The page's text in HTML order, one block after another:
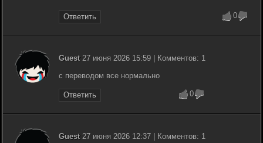
Ответить 0
Guest27 июня 2026 15:59 | Комментов: 1
с переводом все нормально
Ответить 0
Guest27 июня 2026 12:37 | Комментов: 1